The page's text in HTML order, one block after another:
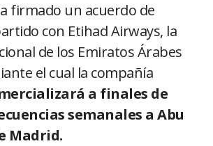
firmado un acuerdo de
con Etihad Airways, la
de los Emiratos Árabes
el cual la compañía
a finales de
semanales a Abu
Madrid.